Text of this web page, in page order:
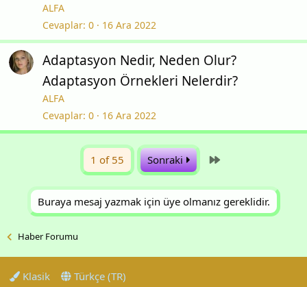
ALFA
Cevaplar 0 16 Ara 2022
Adaptasyon Nedir, Neden Olur?
Adaptasyon Örnekleri Nelerdir?
ALFA
Cevaplar 0 16 Ara 2022
1 of 55 Sonraki Last
Buraya mesaj yazmak için üye olmanız gereklidir.
Haber Forumu
Klasik
Türkçe (TR)